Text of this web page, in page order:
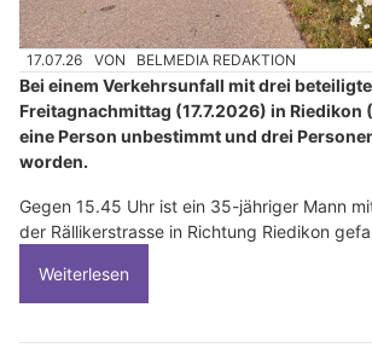
17.07.26 VON BELMEDIA REDAKTION
Bei einem Verkehrsunfall mit drei
Freitagnachmittag (17.7.2026) in Riedikon
eine Person unbestimmt und drei
worden.
Gegen 15.45 Uhr ist ein 35-jähriger Mann
der Rällikerstrasse in Richtung Riedikon
Weiterlesen